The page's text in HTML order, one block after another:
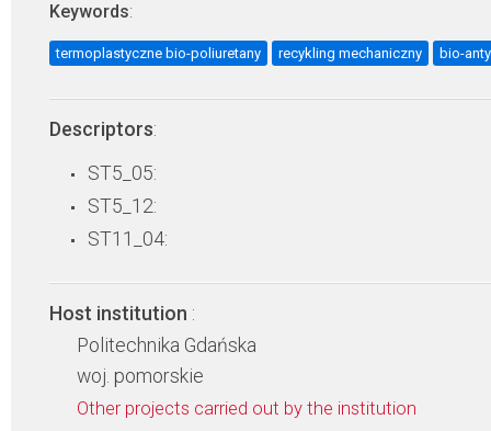
Keywords:
termoplastyczne bio-poliuretany recykling mechaniczny bio-
Descriptors:
ST5_05:
ST5_12:
ST11_04:
Host institution :
Politechnika Gdańska
woj. pomorskie
Other projects carried out by the institution